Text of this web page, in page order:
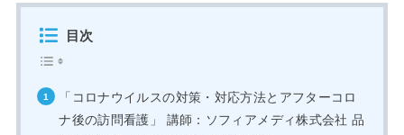
目次
「コロナウイルスの対策・対応方法とアフターコロ
ナ後の訪問看護」 講師：ソフィアメディ株式会社 品